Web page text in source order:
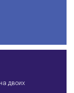
двоих